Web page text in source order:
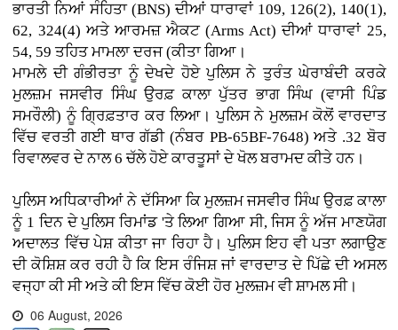
ਭਾਰਤੀ ਨਿਆਂ ਸੰਹਿਤਾ (BNS) ਦੀਆਂ ਧਾਰਾਵਾਂ 109, 126(2), 140(1),
62, 324(4) ਅਤੇ ਆਰਮਜ਼ ਐਕਟ (Arms Act) ਦੀਆਂ ਧਾਰਾਵਾਂ 25,
54, 59 ਤਹਿਤ ਮਾਮਲਾ ਦਰਜ (ਕੀਤਾ ਗਿਆ।
ਮਾਮਲੇ ਦੀ ਗੰਭੀਰਤਾ ਨੂੰ ਦੇਖਦੇ ਹੋਏ ਪੁਲਿਸ ਨੇ ਤੁਰੰਤ ਘੇਰਾਬੰਦੀ ਕਰਕੇ
ਮੁਲਜ਼ਮ ਜਸਵੀਰ ਸਿੰਘ ਉਰਫ਼ ਕਾਲਾ ਪੁੱਤਰ ਭਾਗ ਸਿੰਘ (ਵਾਸੀ ਪਿੰਡ
ਸਮਰੌਲੀ) ਨੂੰ ਗ੍ਰਿਫ਼ਤਾਰ ਕਰ ਲਿਆ। ਪੁਲਿਸ ਨੇ ਮੁਲਜ਼ਮ ਕੋਲੋਂ ਵਾਰਦਾਤ
ਵਿੱਚ ਵਰਤੀ ਗਈ ਥਾਰ ਗੱਡੀ (ਨੰਬਰ PB-65BF-7648) ਅਤੇ .32 ਬੋਰ
ਰਿਵਾਲਵਰ ਦੇ ਨਾਲ 6 ਚੱਲੇ ਹੋਏ ਕਾਰਤੂਸਾਂ ਦੇ ਖੋਲ ਬਰਾਮਦ ਕੀਤੇ ਹਨ।
ਪੁਲਿਸ ਅਧਿਕਾਰੀਆਂ ਨੇ ਦੱਸਿਆ ਕਿ ਮੁਲਜ਼ਮ ਜਸਵੀਰ ਸਿੰਘ ਉਰਫ਼ ਕਾਲਾ
ਨੂੰ 1 ਦਿਨ ਦੇ ਪੁਲਿਸ ਰਿਮਾਂਡ 'ਤੇ ਲਿਆ ਗਿਆ ਸੀ, ਜਿਸ ਨੂੰ ਅੱਜ ਮਾਣਯੋਗ
ਅਦਾਲਤ ਵਿੱਚ ਪੇਸ਼ ਕੀਤਾ ਜਾ ਰਿਹਾ ਹੈ। ਪੁਲਿਸ ਇਹ ਵੀ ਪਤਾ ਲਗਾਉਣ
ਦੀ ਕੋਸ਼ਿਸ਼ ਕਰ ਰਹੀ ਹੈ ਕਿ ਇਸ ਰੰਜਿਸ਼ ਜਾਂ ਵਾਰਦਾਤ ਦੇ ਪਿੱਛੇ ਦੀ ਅਸਲ
ਵਜ੍ਹਾ ਕੀ ਸੀ ਅਤੇ ਕੀ ਇਸ ਵਿੱਚ ਕੋਈ ਹੋਰ ਮੁਲਜ਼ਮ ਵੀ ਸ਼ਾਮਲ ਸੀ।
06 August, 2026